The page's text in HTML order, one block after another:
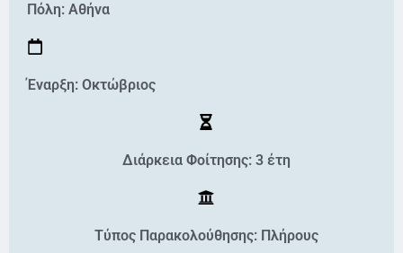
Πόλη: Αθήνα
Έναρξη: Οκτώβριος
Διάρκεια Φοίτησης: 3 έτη
Τύπος Παρακολούθησης: Πλήρους